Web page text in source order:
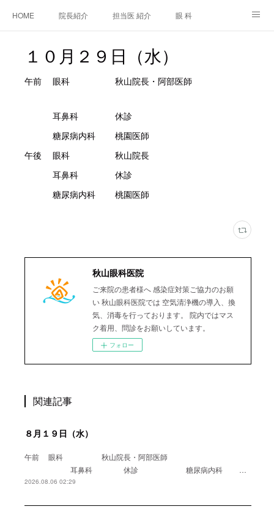
HOME 院長紹介 担当医 紹介 眼 科
アクセス ご相談・お問合せ 施設基準等及び掲示事項について
１０月２９日（水）
午前 眼科 秋山院長・阿部医師
耳鼻科 休診
糖尿病内科 桃園医師
午後 眼科 秋山院長
耳鼻科 休診
糖尿病内科 桃園医師
秋山眼科医院
ご来院の患者様へ 感染症対策ご協力のお願
い 秋山眼科医院では 空気清浄機の導入、換
気、消毒を行っております。 院内ではマス
ク着用、問診をお願いしています。
フォロー
関連記事
８月１９日（水）
午前 眼科 秋山院長・阿部医師
耳鼻科 休診 糖尿病内科 …
2026.08.06 02:29